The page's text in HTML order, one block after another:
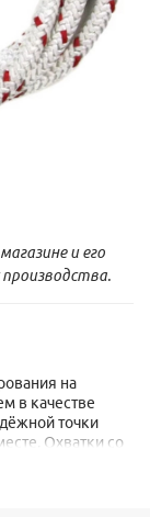
и его
производства.
на
в качестве
точки
Охватки со